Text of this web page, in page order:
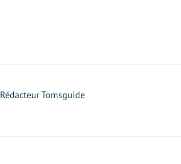
Rédacteur Tomsguide